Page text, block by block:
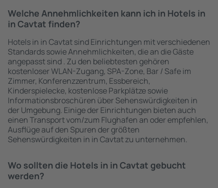
Welche Annehmlichkeiten kann ich in Hotels in
in Cavtat finden?
Hotels in in Cavtat sind Einrichtungen mit verschiedenen
Standards sowie Annehmlichkeiten, die an die Gäste
angepasst sind . Zu den beliebtesten gehören
kostenloser WLAN-Zugang, SPA-Zone, Bar / Safe im
Zimmer, Konferenzzentrum, Essbereich,
Kinderspielecke, kostenlose Parkplätze sowie
Informationsbroschüren über Sehenswürdigkeiten in
der Umgebung. Einige der Einrichtungen bieten auch
einen Transport vom/zum Flughafen an oder empfehlen,
Ausflüge auf den Spuren der größten
Sehenswürdigkeiten in in Cavtat zu unternehmen.
Wo sollten die Hotels in in Cavtat gebucht
werden?